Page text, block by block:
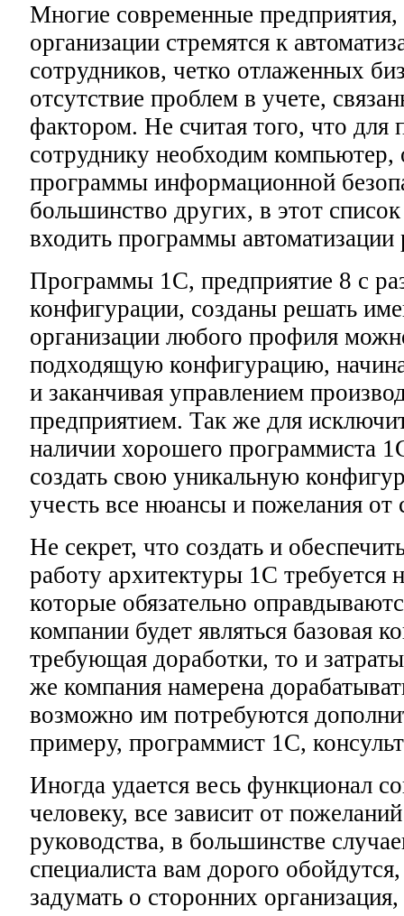
Многие современные
организации стремятся к
сотрудников, четко отлаженных
отсутствие проблем в учете,
фактором. Не считая того, что для
сотруднику необходим компьютер,
программы информационной
большинство других, в этот
входить программы автоматизации
Программы 1С, предприятие 8 с
конфигурации, созданы решать
организации любого профиля
подходящую конфигурацию,
и заканчивая управлением
предприятием. Так же для
наличии хорошего программиста
создать свою уникальную
учесть все нюансы и пожелания от
Не секрет, что создать и
работу архитектуры 1С требуется
которые обязательно
компании будет являться базовая
требующая доработки, то и
же компания намерена
возможно им потребуются
примеру, программист 1С,
Иногда удается весь функционал
человеку, все зависит от
руководства, в большинстве
специалиста вам дорого
задумать о сторонних